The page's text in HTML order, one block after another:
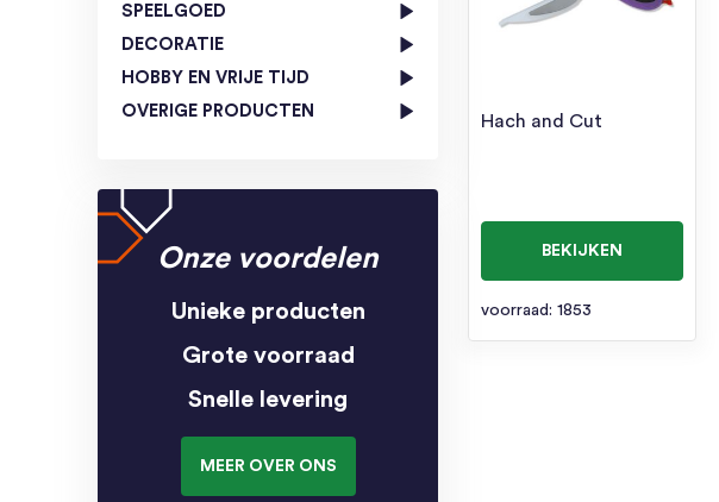
SPEELGOED
DECORATIE
HOBBY EN VRIJE TIJD
OVERIGE PRODUCTEN
Onze voordelen
Unieke producten
Grote voorraad
Snelle levering
MEER OVER ONS
Hach and Cut
BEKIJKEN
voorraad: 1853